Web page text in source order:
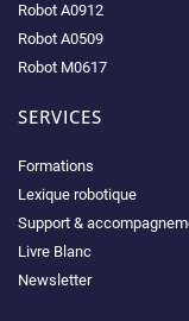
Robot A0912
Robot A0509
Robot M0617
SERVICES
Formations
Lexique robotique
Support &
Livre Blanc
Newsletter